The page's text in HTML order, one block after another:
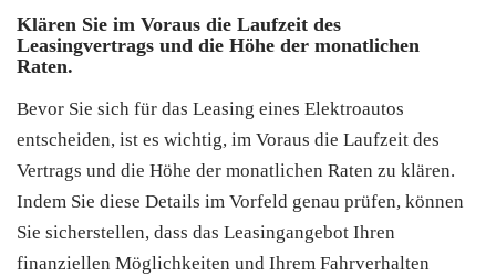
Klären Sie im Voraus die Laufzeit des
Leasingvertrags und die Höhe der monatlichen
Raten.
Bevor Sie sich für das Leasing eines Elektroautos
entscheiden, ist es wichtig, im Voraus die Laufzeit des
Vertrags und die Höhe der monatlichen Raten zu klären.
Indem Sie diese Details im Vorfeld genau prüfen, können
Sie sicherstellen, dass das Leasingangebot Ihren
finanziellen Möglichkeiten und Ihrem Fahrverhalten